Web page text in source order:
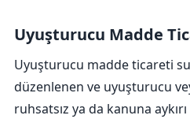
Uyuşturucu Madde
Uyuşturucu madde ticareti
düzenlenen ve uyuşturucu
ruhsatsız ya da kanuna